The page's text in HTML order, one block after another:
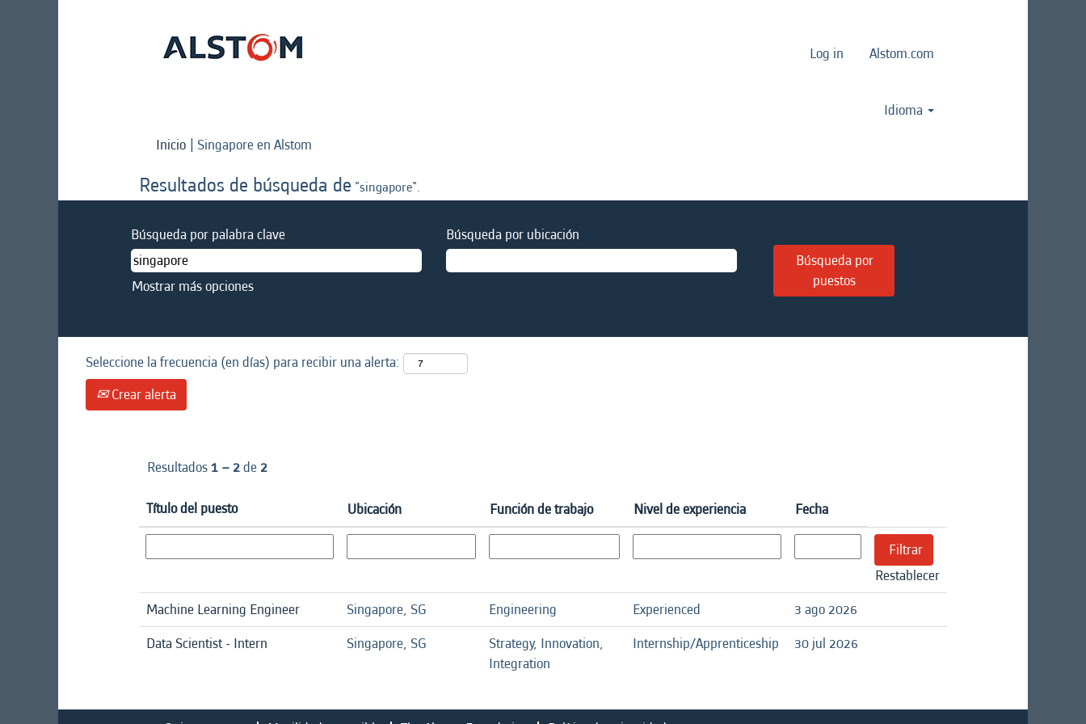
Log in Alstom.com
Idioma
Inicio | Singapore en Alstom
Resultados de búsqueda de "singapore".
Búsqueda por palabra clave Búsqueda por ubicación
Mostrar más opciones
Seleccione la frecuencia (en días) para recibir una alerta:
Crear alerta
Resultados1 – 2de 2
Título del puesto Ubicación Función de trabajo Nivel de experiencia Fecha
Restablecer
Machine Learning Engineer
Singapore, SG Engineering Experienced
3 ago 2026
Data Scientist - Intern
Singapore, SG
Strategy, Innovation,
Integration
Internship/Apprenticeship 30 jul 2026